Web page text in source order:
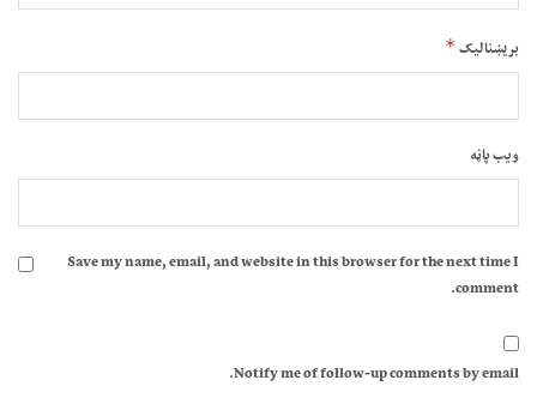
بریښنالیک*
ویب پاڼه
Save my name, email, and website in this browser for the next time I
comment.
Notify me of follow-up comments by email.